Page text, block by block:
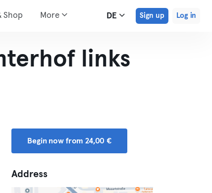
Shop More DE Sign up Log in
links
Begin now from 24,00 €
Address